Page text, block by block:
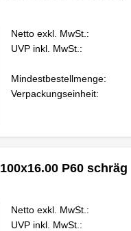
Netto exkl. MwSt.:
UVP inkl. MwSt.:
Mindestbestellmenge:
Verpackungseinheit:
P60 schräg
Netto exkl. MwSt.:
UVP inkl. MwSt.: